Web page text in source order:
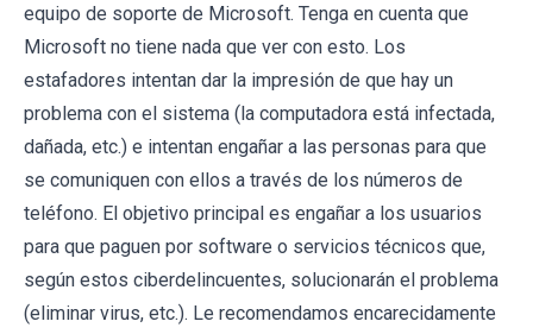
equipo de soporte de Microsoft. Tenga en cuenta que
Microsoft no tiene nada que ver con esto. Los
estafadores intentan dar la impresión de que hay un
problema con el sistema (la computadora está infectada,
dañada, etc.) e intentan engañar a las personas para que
se comuniquen con ellos a través de los números de
teléfono. El objetivo principal es engañar a los usuarios
para que paguen por software o servicios técnicos que,
según estos ciberdelincuentes, solucionarán el problema
(eliminar virus, etc.). Le recomendamos encarecidamente